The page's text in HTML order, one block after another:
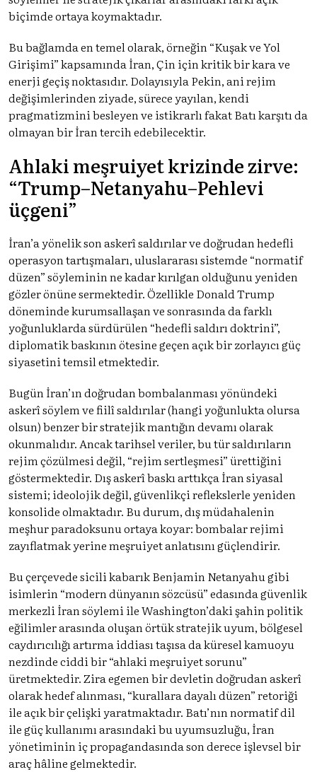
biçimde ortaya koymaktadır.
Bu bağlamda en temel olarak, örneğin “Kuşak ve Yol
Girişimi” kapsamında İran, Çin için kritik bir kara ve
enerji geçiş noktasıdır. Dolayısıyla Pekin, ani rejim
değişimlerinden ziyade, sürece yayılan, kendi
pragmatizmini besleyen ve istikrarlı fakat Batı karşıtı da
olmayan bir İran tercih edebilecektir.
Ahlaki meşruiyet krizinde zirve:
“Trump–Netanyahu–Pehlevi
üçgeni”
İran’a yönelik son askerî saldırılar ve doğrudan hedefli
operasyon tartışmaları, uluslararası sistemde “normatif
düzen” söyleminin ne kadar kırılgan olduğunu yeniden
gözler önüne sermektedir. Özellikle Donald Trump
döneminde kurumsallaşan ve sonrasında da farklı
yoğunluklarda sürdürülen “hedefli saldırı doktrini”,
diplomatik baskının ötesine geçen açık bir zorlayıcı güç
siyasetini temsil etmektedir.
Bugün İran’ın doğrudan bombalanması yönündeki
askerî söylem ve fiilî saldırılar (hangi yoğunlukta olursa
olsun) benzer bir stratejik mantığın devamı olarak
okunmalıdır. Ancak tarihsel veriler, bu tür saldırıların
rejim çözülmesi değil, “rejim sertleşmesi” ürettiğini
göstermektedir. Dış askerî baskı arttıkça İran siyasal
sistemi; ideolojik değil, güvenlikçi reflekslerle yeniden
konsolide olmaktadır. Bu durum, dış müdahalenin
meşhur paradoksunu ortaya koyar: bombalar rejimi
zayıflatmak yerine meşruiyet anlatısını güçlendirir.
Bu çerçevede sicili kabarık Benjamin Netanyahu gibi
isimlerin “modern dünyanın sözcüsü” edasında güvenlik
merkezli İran söylemi ile Washington’daki şahin politik
eğilimler arasında oluşan örtük stratejik uyum, bölgesel
caydırıcılığı artırma iddiası taşısa da küresel kamuoyu
nezdinde ciddi bir “ahlaki meşruiyet sorunu”
üretmektedir. Zira egemen bir devletin doğrudan askerî
olarak hedef alınması, “kurallara dayalı düzen” retoriği
ile açık bir çelişki yaratmaktadır. Batı’nın normatif dil
ile güç kullanımı arasındaki bu uyumsuzluğu, İran
yönetiminin iç propagandasında son derece işlevsel bir
araç hâline gelmektedir.